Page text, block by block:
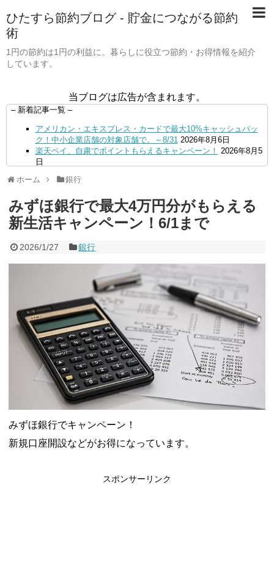
ひたすら節約ブログ - 貯金につながる節約
術
1円の節約は1円の利益に。暮らしに役立つ節約・お得情報を紹介
しています。
当ブログは広告が含まれます。
– 新着記事一覧 –
アメリカン・エキスプレス・カードで最大10%キャッシュバッ
ク！中小企業店舗の対象店舗で。～8/31 2026年8月6日
楽天ペイ、自粛でポイントもらえるキャンペーン！ 2026年8月5
日
元！
2026年8月5日
ードチャージすると5%還元に！ 2026年8月4日
PayPayで500ptもらえる！対象地銀の口座追加などの条件達成
で。9/30まで 2026年8月4日
ント最大10％還元！さらにVカードクーポンも併用可
ドコモSMTBネット銀行への振込で最大10,000円あたる抽選キ
ャンペーン！8/31まで 2026年8月3日
ドコモの銀行で預金残高を10万円以上増加で最大10億dポイント
山分けキャンペーン！～10/31 2026年8月3日
デジタルギフト改悪でいろいろ手数料徴収へ！8/3～ 2026年8月
1日
PayPayポイント→Vポイント交換でストア限定の制限を消す方
法 2026年8月1日
Vポイントpay利用で最大10%還元！8/31まで 2026年8月1日
V NEOBANK改悪！還元率1.25%に、チャージ系対象外へ！11
月から 2026年8月1日
ドットマネーが再開！8/12から。でも未完了のポイント有効期
限が8月末まで？ 2026年7月31日
15%増量のチャンス。8/1~31あたりまで
au PAY 残高チャージで最大10000円もらえる！じぶん銀行から
チャージで抽選。8/31まで 2026年7月29日
ホーム 銀行
みずほ銀行で最大4万円分がもらえる
新生活キャンペーン！6/1まで
2026/1/27 銀行
みずほ銀行でキャンペーン！
新規口座開設などがお得になっています。
スポンサーリンク